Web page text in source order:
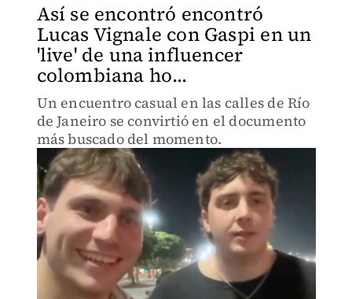
Así se encontró encontró
Lucas Vignale con Gaspi en un
'live' de una influencer
colombiana ho...
Un encuentro casual en las calles de Río
de Janeiro se convirtió en el documento
más buscado del momento.